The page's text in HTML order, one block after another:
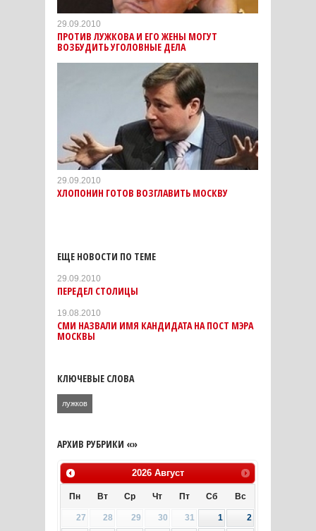
29.09.2010
ПРОТИВ ЛУЖКОВА И ЕГО ЖЕНЫ МОГУТ
ВОЗБУДИТЬ УГОЛОВНЫЕ ДЕЛА
29.09.2010
ХЛОПОНИН ГОТОВ ВОЗГЛАВИТЬ МОСКВУ
ЕЩЕ НОВОСТИ ПО ТЕМЕ
29.09.2010
ПЕРЕДЕЛ СТОЛИЦЫ
19.08.2010
СМИ НАЗВАЛИ ИМЯ КАНДИДАТА НА ПОСТ МЭРА
МОСКВЫ
КЛЮЧЕВЫЕ СЛОВА
лужков
АРХИВ РУБРИКИ «»
2026 Август
Пн Вт Ср Чт Пт Сб Вс
27 28 29 30 31 1
2